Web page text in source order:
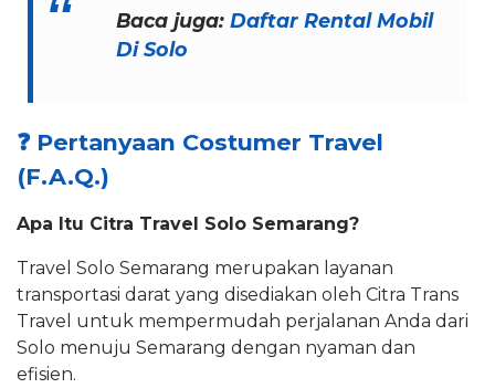
Baca juga:Daftar Rental Mobil
Di Solo
❓ Pertanyaan Costumer Travel
(F.A.Q.)
Apa Itu Citra Travel Solo Semarang?
Travel Solo Semarang merupakan layanan
transportasi darat yang disediakan oleh Citra Trans
Travel untuk mempermudah perjalanan Anda dari
Solo menuju Semarang dengan nyaman dan
efisien.